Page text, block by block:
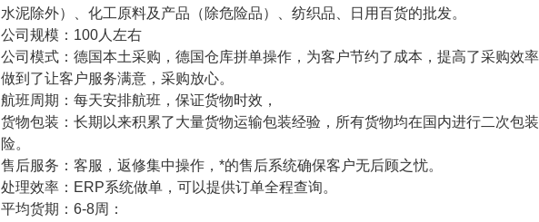
水泥除外）、化工原料及产品（除危险品）、纺织品、日用百货的批发。
公司规模： 100 人左右
公司模式：德国本土采购，德国仓库拼单操作，为客户节约了成本，提高了采购效
做到了让客户服务满意，采购放心。
航班周期：每天安排航班，保证货物时效，
货物包装：长期以来积累了大量货物运输包装经验，所有货物均在国内进行二次包
险。
售后服务：客服，返修集中操作，*的售后系统确保客户无后顾之忧。
处理效率： ERP系统做单，可以提供订单全程查询。
平均货期： 6-8周：